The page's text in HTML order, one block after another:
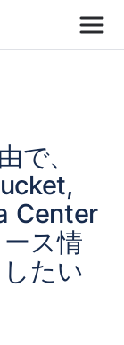
で、
Center
ス情
たい